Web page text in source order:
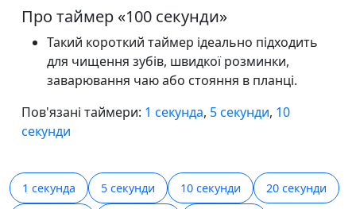
Про таймер «100 секунди»
Такий короткий таймер ідеально підходить
для чищення зубів, швидкої розминки,
заварювання чаю або стояння в планці.
Пов'язані таймери: 1 секунда, 5 секунди, 10
секунди
1 секунда 5 секунди 10 секунди 20 секунди